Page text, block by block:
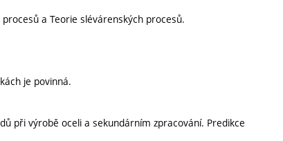
a Teorie slévárenských procesů.
je povinná.
při výrobě oceli a sekundárním zpracování. Predikce